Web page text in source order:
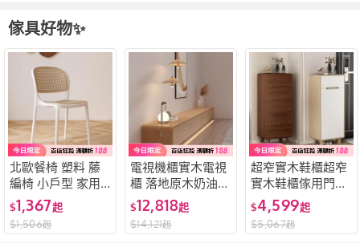
傢具好物✨
北歐餐椅 塑料 藤
編椅 小戶型 家用
可疊放 靠背椅子
現代簡約 戶外 中
古椅
$1,367起
$1,506起
電視機櫃實木電視
櫃 落地原木奶油風
現代簡約客廳小戶
型簡約電視櫃 茶幾
電視櫃組 實木長櫃
$12,818起
$14,121起
超窄實木鞋櫃超窄
實木鞋櫃傢用門口
入戶北歐風小戶型
儲物收納玄關櫃簡
易經濟型 2T3R
$4,599起
$5,067起